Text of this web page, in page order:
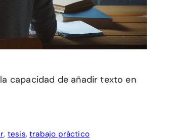
capacidad de añadir texto en
, tesis,trabajo práctico